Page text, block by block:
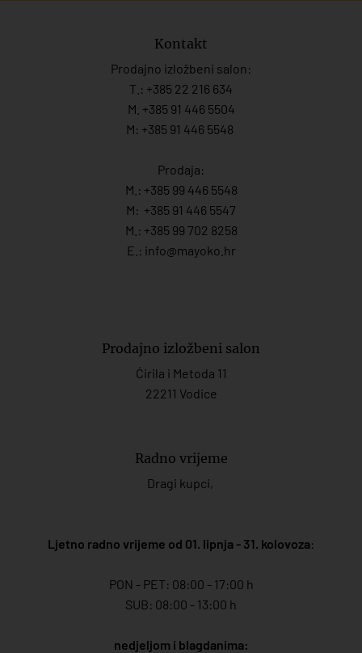
Kontakt
Prodajno izložbeni salon:
T.: +385 22 216 634
M. +385 91 446 5504
M: +385 91 446 5548
Prodaja:
M.: +385 99 446 5548
M: +385 91 446 5547
M.: +385 99 702 8258
E.: info@mayoko. hr
Prodajno izložbeni salon
Ćirila i Metoda 11
22211 Vodice
Radno vrijeme
Dragi kupci,
Ljetno radno vrijeme od 01. lipnja - 31. kolovoza:
PON - PET: 08:00 - 17:00 h
SUB: 08:00 - 13:00 h
nedjeljom i blagdanima: